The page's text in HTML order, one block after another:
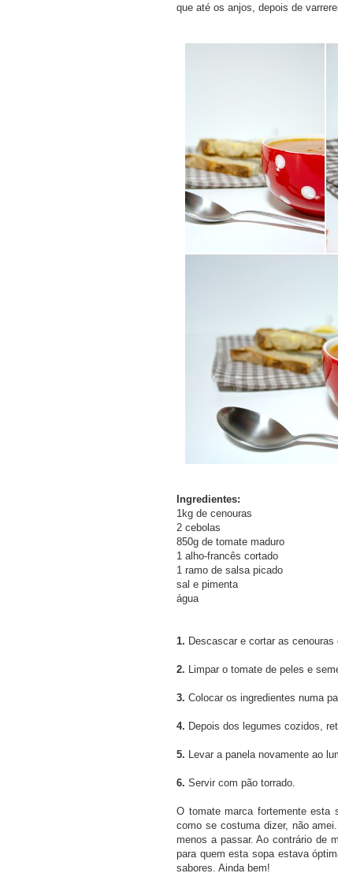
que até os anjos, depois de
Ingredientes:
1kg de cenouras
2 cebolas
850g de tomate maduro
1 alho-francês cortado
1 ramo de salsa picado
sal e pimenta
água
1. Descascar e cortar as cenouras
2. Limpar o tomate de peles e
3. Colocar os ingredientes numa
4. Depois dos legumes cozidos,
5. Levar a panela novamente ao
6. Servir com pão torrado.
O tomate marca fortemente esta
como se costuma dizer, não
menos a passar. Ao contrário de
para quem esta sopa estava
sabores. Ainda bem!